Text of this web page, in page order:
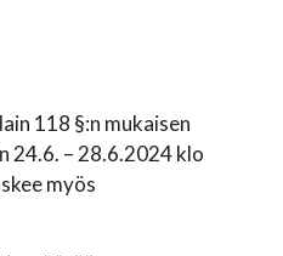
118 §:n mukaisen
24.6. – 28.6.2024 klo
myös